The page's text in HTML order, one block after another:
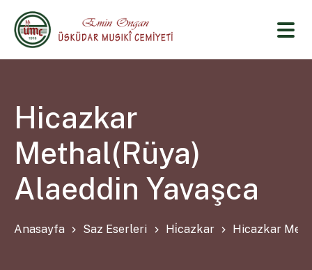
Hicazkar
Methal(Rüya)
Alaeddin Yavaşca
Anasayfa Saz Eserleri Hi̇cazkar Hicazkar